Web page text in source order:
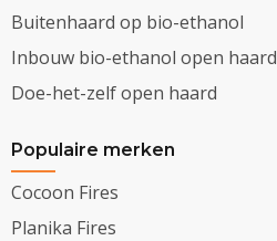
Buitenhaard op bio-ethanol
Inbouw bio-ethanol open haard
Doe-het-zelf open haard
Populaire merken
Cocoon Fires
Planika Fires